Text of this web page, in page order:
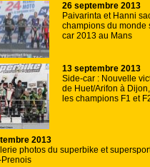
26 septembre 2013
Paivarinta et Hanni
champions du monde
car 2013 au Mans
13 septembre 2013
Side-car : Nouvelle
de Huet/Arifon à
les champions F1 et
2013
photos du superbike et
Prenois